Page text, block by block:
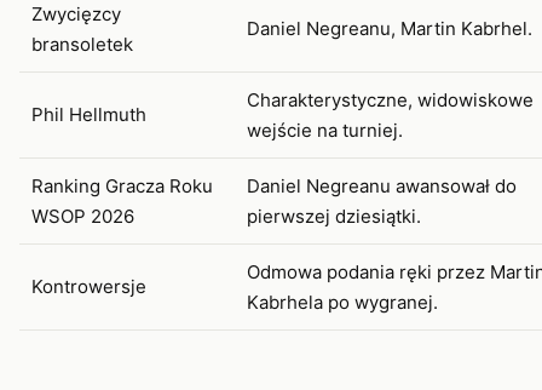
Zwycięzcy
bransoletek
Daniel Negreanu, Martin Kabrhel.
Phil Hellmuth
Charakterystyczne, widowiskowe
wejście na turniej.
Ranking Gracza Roku
WSOP 2026
Daniel Negreanu awansował do
pierwszej dziesiątki.
Kontrowersje
Odmowa podania ręki przez
Kabrhela po wygranej.